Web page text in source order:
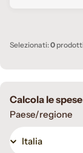
Selezionati:0 prodotti
Calcola le
Paese/regione